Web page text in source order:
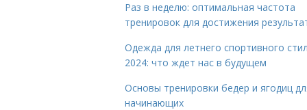
Раз в неделю: оптимальная частота
тренировок для достижения
Одежда для летнего спортивного
2024: что ждет нас в будущем
Основы тренировки бедер и ягодиц
начинающих